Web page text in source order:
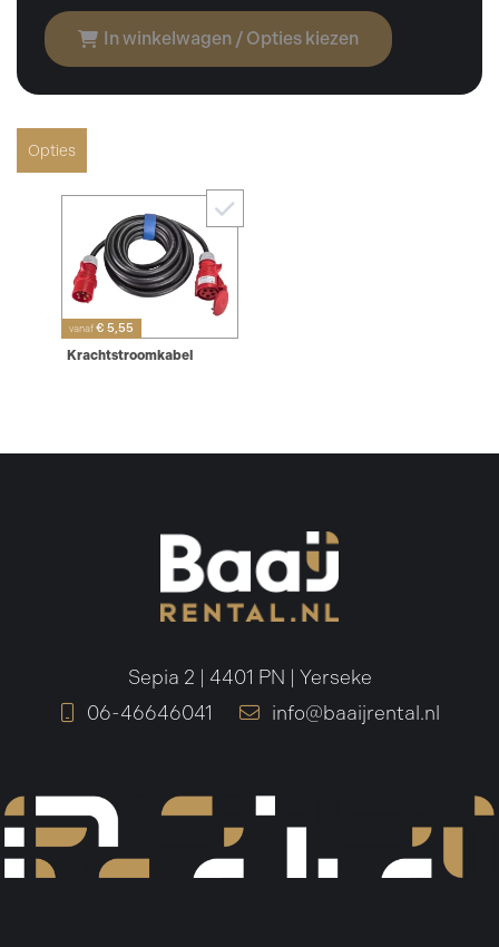
In winkelwagen / Opties kiezen
Opties
vanaf € 5,55
Krachtstroomkabel
Sepia 2 | 4401 PN | Yerseke
06-46646041
info@baaijrental.nl